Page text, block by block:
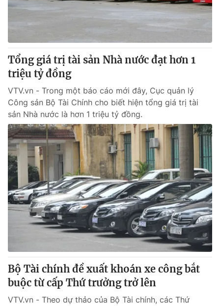
Tổng giá trị tài sản Nhà nước đạt hơn 1
triệu tỷ đồng
VTV.vn - Trong một báo cáo mới đây, Cục quản lý
Công sản Bộ Tài Chính cho biết hiện tổng giá trị tài
sản Nhà nước là hơn 1 triệu tỷ đồng.
Bộ Tài chính đề xuất khoán xe công bắt
buộc từ cấp Thứ trưởng trở lên
VTV.vn - Theo dự thảo của Bộ Tài chính, các Thứ